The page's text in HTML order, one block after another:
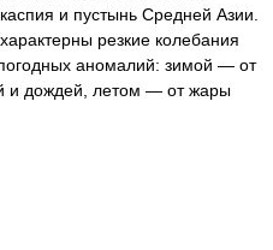
и пустынь Средней Азии.
резкие колебания
аномалий: зимой — от
и дождей, летом — от жары